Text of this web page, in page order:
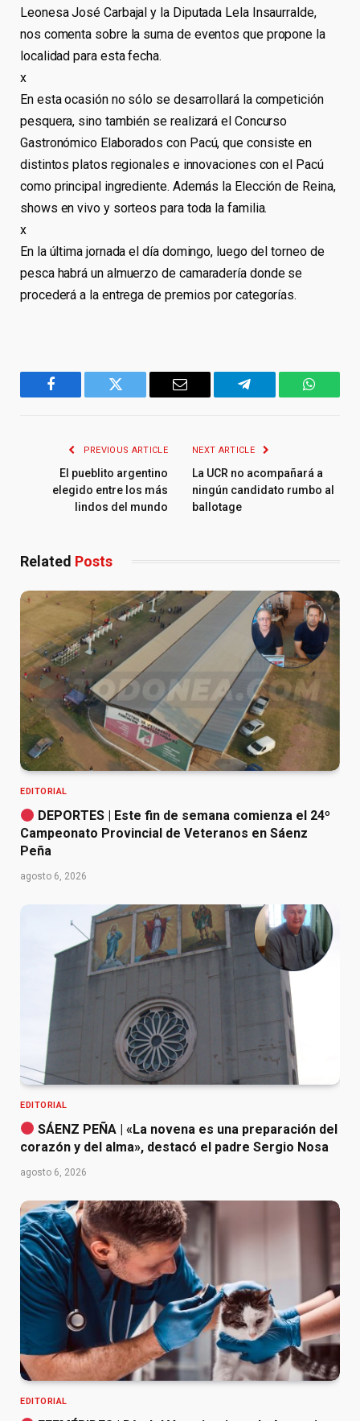
Leonesa José Carbajal y la Diputada Lela Insaurralde,
nos comenta sobre la suma de eventos que propone la
localidad para esta fecha.
x
En esta ocasión no sólo se desarrollará la competición
pesquera, sino también se realizará el Concurso
Gastronómico Elaborados con Pacú, que consiste en
distintos platos regionales e innovaciones con el Pacú
como principal ingrediente. Además la Elección de Reina,
shows en vivo y sorteos para toda la familia.
x
En la última jornada el día domingo, luego del torneo de
pesca habrá un almuerzo de camaradería donde se
procederá a la entrega de premios por categorías.
Facebook Twitter Email Telegram
PREVIOUS ARTICLE
El pueblito argentino
elegido entre los más
lindos del mundo
NEXT ARTICLE
La UCR no acompañará a
ningún candidato rumbo al
ballotage
Related Posts
EDITORIAL
DEPORTES | Este fin de semana comienza el 24º
Campeonato Provincial de Veteranos en Sáenz
Peña
agosto 6, 2026
EDITORIAL
SÁENZ PEÑA | «La novena es una preparación del
corazón y del alma», destacó el padre Sergio Nosa
agosto 6, 2026
EDITORIAL